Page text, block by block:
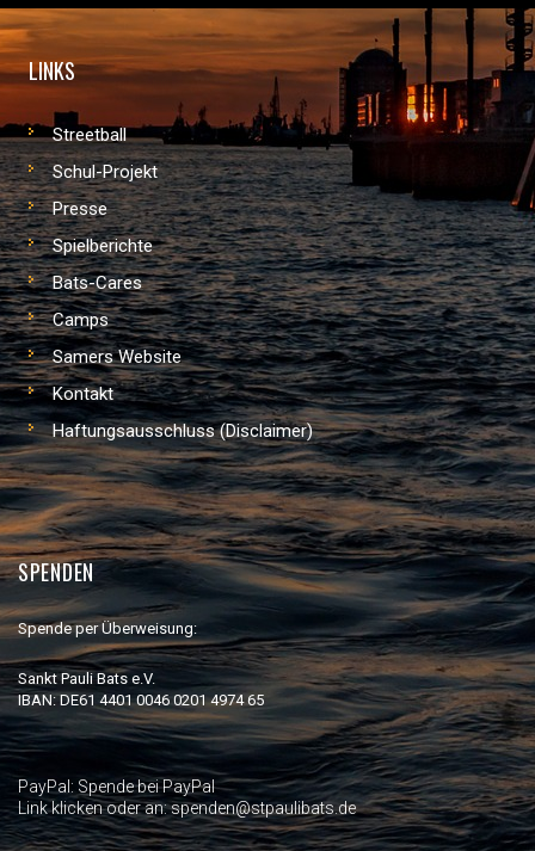
LINKS
Streetball
Schul-Projekt
Presse
Spielberichte
Bats-Cares
Camps
Samers Website
Kontakt
Haftungsausschluss (Disclaimer)
SPENDEN
Spende per Überweisung:
Sankt Pauli Bats e.V.
IBAN: DE61 4401 0046 0201 4974 65
PayPal: Spende bei PayPal
Link klicken oder an: spenden@stpaulibats.de